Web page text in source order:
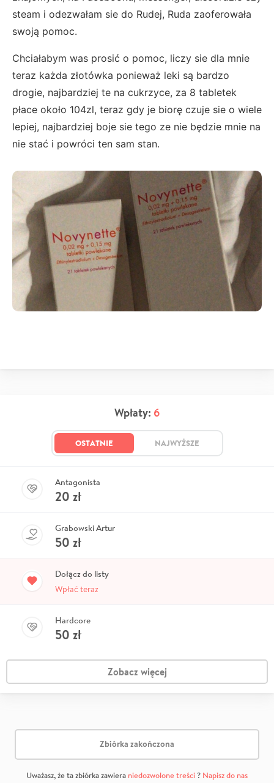
steam i odezwałam sie do Rudej, Ruda zaoferowała
swoją pomoc.
Chciałabym was prosić o pomoc, liczy sie dla mnie
teraz każda złotówka ponieważ leki są bardzo
drogie, najbardziej te na cukrzyce, za 8 tabletek
płace około 104zl, teraz gdy je biorę czuje sie o wiele
lepiej, najbardziej boje sie tego ze nie będzie mnie na
nie stać i powróci ten sam stan.
Wpłaty: 6
OSTATNIE NAJWYŻSZE
Antagonista
20 zł
Grabowski Artur
50 zł
Dołącz do listy
Wpłać teraz
Hardcore
50 zł
Zobacz więcej
Zbiórka zakończona
Uważasz, że ta zbiórka zawiera niedozwolone treści? Napisz do nas